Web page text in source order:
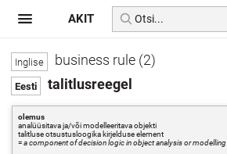
business rule (2)
talitlusreegel
olemus
analüüsitava ja/või modelleeritava objekti
talitluse otsustusloogika kirjelduse element
=a component of decision logic in object analysis or modelling
AKIT